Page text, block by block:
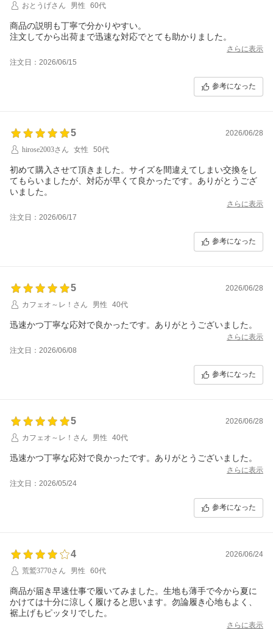
おとうげさん
男性 60代
商品の説明も丁寧で分かりやすい。
注文してから出荷まで迅速な対応でとても助かりました。
さらに表示
注文日：2026/06/15
参考になった
5
2026/06/28
hirose2003さん
女性 50代
初めて購入させて頂きました。サイズを間違えてしまい交換をし
てもらいましたが、対応が早くて良かったです。ありがとうござ
いました。
さらに表示
注文日：2026/06/17
参考になった
5
2026/06/28
カフェオ～レ！さん
男性 40代
迅速かつ丁寧な応対で良かったです。ありがとうございました。
さらに表示
注文日：2026/06/08
参考になった
5
2026/06/28
カフェオ～レ！さん
男性 40代
迅速かつ丁寧な応対で良かったです。ありがとうございました。
さらに表示
注文日：2026/05/24
参考になった
4
2026/06/24
荒鷲3770さん
男性 60代
商品が届き早速仕事で履いてみました。生地も薄手で今から夏に
かけては十分に涼しく履けると思います。勿論履き心地もよく、
裾上げもピッタリでした。
さらに表示